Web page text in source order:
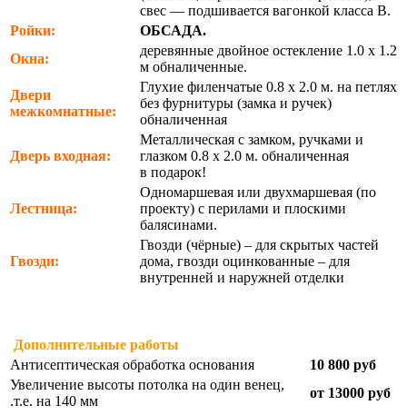
свес — подшивается вагонкой класса В.
Ройки:
ОБСАДА.
Окна:
деревянные двойное остекление 1.0 х 1.2
м обналиченные.
Двери
межкомнатные:
Глухие филенчатые 0.8 х 2.0 м. на петлях
без фурнитуры (замка и ручек)
обналиченная
Дверь входная:
Металлическая с замком, ручками и
глазком 0.8 х 2.0 м. обналиченная
в подарок!
Лестница:
Одномаршевая или двухмаршевая (по
проекту) с перилами и плоскими
балясинами.
Гвозди:
Гвозди (чёрные) – для скрытых частей
дома, гвозди оцинкованные – для
внутренней и наружней отделки
Дополнительные работы
Антисептическая обработка основания
10 800 руб
Увеличение высоты потолка на один венец,
.т.е. на 140 мм
от 13000 руб